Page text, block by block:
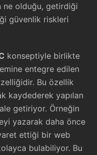
ne olduğu, getirdiği
güvenlik riskleri
konseptiyle birlikte
entegre edilen
Bu özellik
kaydederek yapılan
getiriyor. Örneğin
yazarak daha önce
ettiği bir web
bulabiliyor. Bu